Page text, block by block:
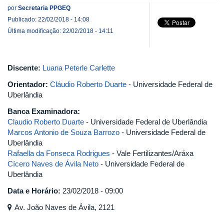
por Secretaria PPGEQ
Publicado: 22/02/2018 - 14:08
Última modificação: 22/02/2018 - 14:11
Discente: Luana Peterle Carlette
Orientador: Cláudio Roberto Duarte - Universidade Federal de
Uberlândia
Banca Examinadora:
Claudio Roberto Duarte - Universidade Federal de Uberlândia
Marcos Antonio de Souza Barrozo - Universidade Federal de
Uberlândia
Rafaella da Fonseca Rodrigues - Vale Fertilizantes/Aráxa
Cícero Naves de Ávila Neto - Universidade Federal de
Uberlândia
Data e Horário: 23/02/2018 - 09:00
Av. João Naves de Ávila, 2121